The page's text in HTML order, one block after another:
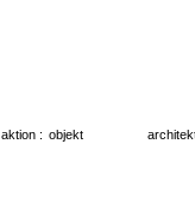
aktion : objekt